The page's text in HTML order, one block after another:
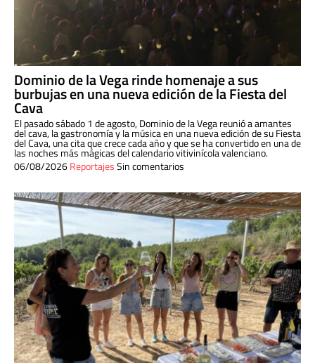
Dominio de la Vega rinde homenaje a sus
burbujas en una nueva edición de la Fiesta del
Cava
El pasado sábado 1 de agosto, Dominio de la Vega reunió a amantes
del cava, la gastronomía y la música en una nueva edición de su Fiesta
del Cava, una cita que crece cada año y que se ha convertido en una de
las noches más mágicas del calendario vitivinícola valenciano.
06/08/2026ReportajesSin comentarios